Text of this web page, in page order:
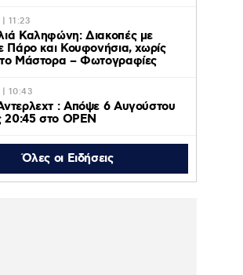
11:23
Καληφώνη: Διακοπές με
Πάρο και Κουφονήσια, χωρίς
Μάστορα – Φωτογραφίες
10:43
: Απόψε 6 Αυγούστου
20:45 στο ΟΡΕΝ
Όλες οι Ειδήσεις